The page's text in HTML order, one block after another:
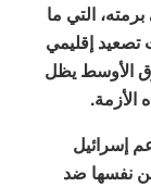
التي ما
إقليمي
الأوسط يظل
الأزمة.
إسرائيل
نفسها ضد